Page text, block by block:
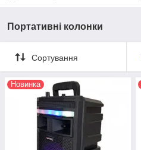
Портативні колонки
Сортування
Новинка